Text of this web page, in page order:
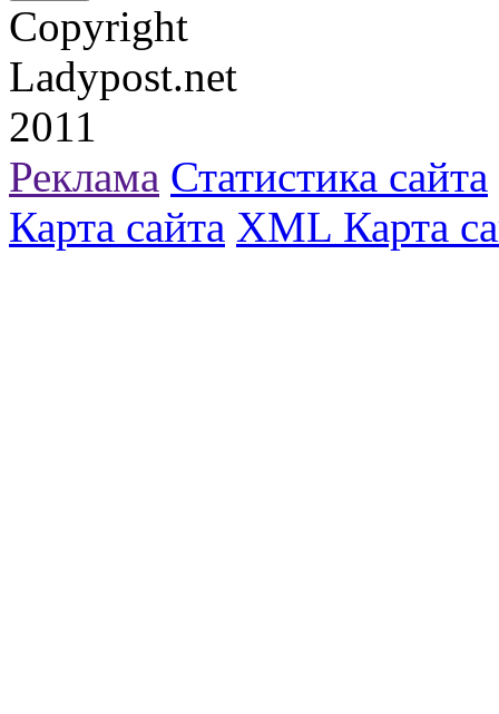
Copyright
Ladypost.net
2011
Реклама Статистика сайта
Карта сайта XML Карта